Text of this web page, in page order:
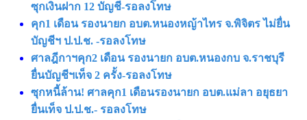
ซุกเงินฝาก 12 บัญชี-รอลงโทษ
คุก1 เดือน รองนายก อบต.หนองหญ้าไทร จ.พิจิตร ไม่ยื่น
บัญชีฯ ป.ป.ช. -รอลงโทษ
ศาลฎีกาฯคุก2 เดือน รองนายก อบต.หนองกบ จ.ราชบุรี
ยื่นบัญชีฯเท็จ 2 ครั้ง-รอลงโทษ
ซุกหนี้ล้าน! ศาลคุก1 เดือนรองนายก อบต.แม่ลา อยุธยา
ยื่นเท็จ ป.ป.ช.- รอลงโทษ